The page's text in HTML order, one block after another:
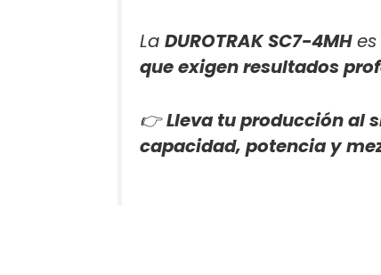
La DUROTRAK SC7-4MHes
que exigen resultados
👉Lleva tu producción al
capacidad, potencia y